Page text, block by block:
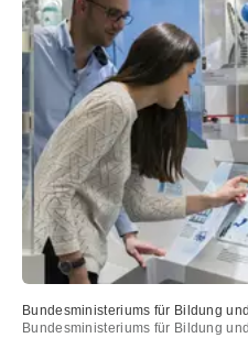
Bundesministeriums für Bildung
Bundesministeriums für Bildung